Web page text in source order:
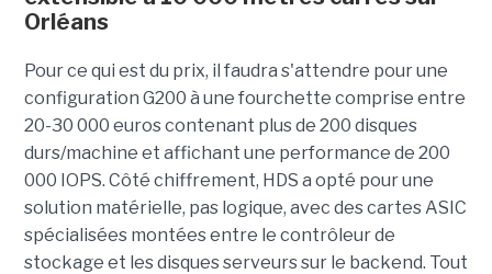
Orléans
Pour ce qui est du prix, il faudra s'attendre pour une
configuration G200 à une fourchette comprise entre
20-30 000 euros contenant plus de 200 disques
durs/machine et affichant une performance de 200
000 IOPS. Côté chiffrement, HDS a opté pour une
solution matérielle, pas logique, avec des cartes ASIC
spécialisées montées entre le contrôleur de
stockage et les disques serveurs sur le backend. Tout